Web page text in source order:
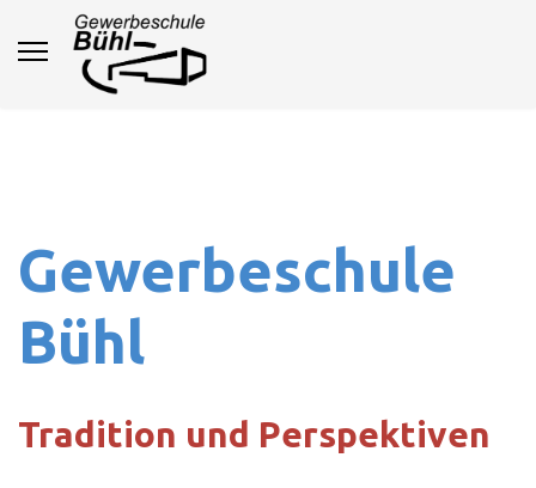
Gewerbeschule
Bühl
Tradition und Perspektiven